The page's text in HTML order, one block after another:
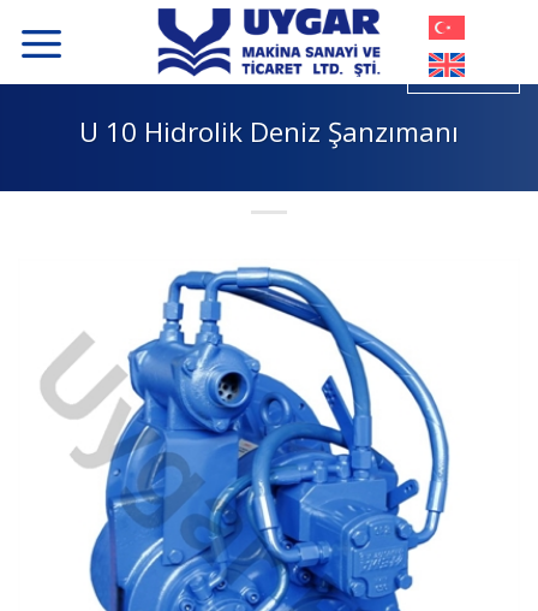
atla
U 10 Hidrolik Deniz Şanzımanı